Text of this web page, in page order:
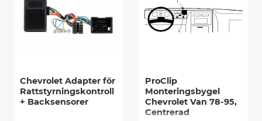
Chevrolet Adapter för
Rattstyrningskontroll
+ Backsensorer
ProClip
Monteringsbygel
Chevrolet Van 78-95,
Centrerad